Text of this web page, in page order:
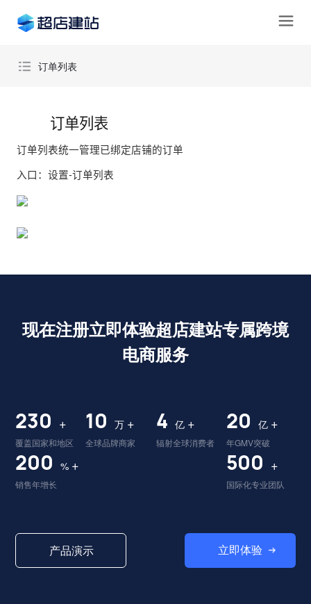
订单列表
订单列表
订单列表
订单列表统一管理已绑定店铺的订单
入口：设置-订单列表
现在注册立即体验超店建站专属跨境
电商服务
230 +
覆盖国家和地区
10 万 +
全球品牌商家
4 亿 +
辐射全球消费者
20 亿 +
年GMV突破
200 % +
销售年增长
500 +
国际化专业团队
产品演示 立即体验